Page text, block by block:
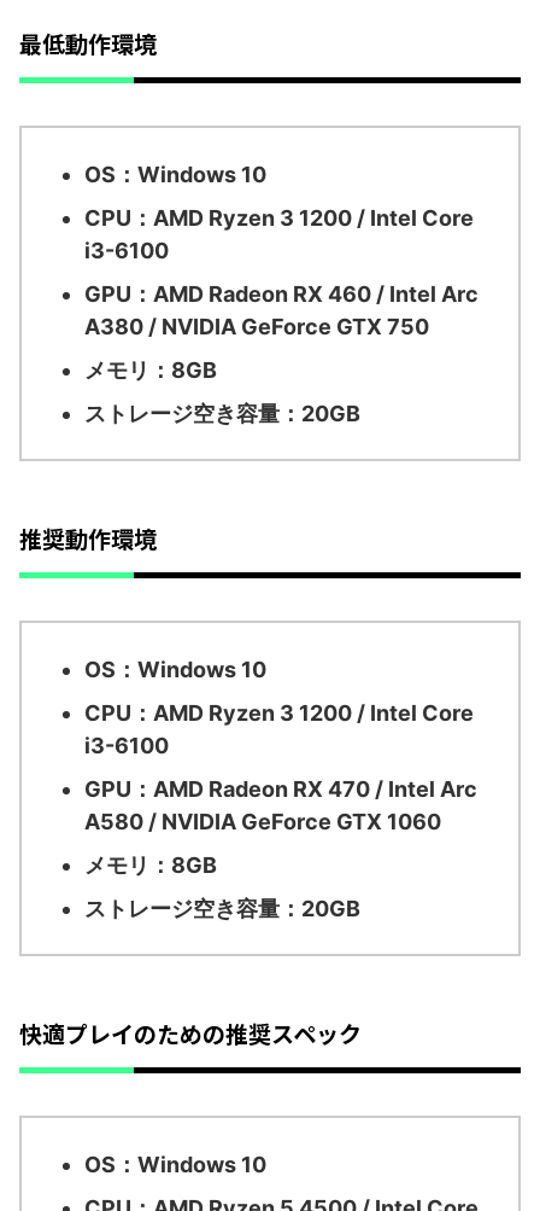
最低動作環境
OS：Windows 10
CPU：AMD Ryzen 3 1200 / Intel Core
i3-6100
GPU：AMD Radeon RX 460 / Intel Arc
A380 / NVIDIA GeForce GTX 750
メモリ：8GB
ストレージ空き容量：20GB
推奨動作環境
OS：Windows 10
CPU：AMD Ryzen 3 1200 / Intel Core
i3-6100
GPU：AMD Radeon RX 470 / Intel Arc
A580 / NVIDIA GeForce GTX 1060
メモリ：8GB
ストレージ空き容量：20GB
快適プレイのための推奨スペック
OS：Windows 10